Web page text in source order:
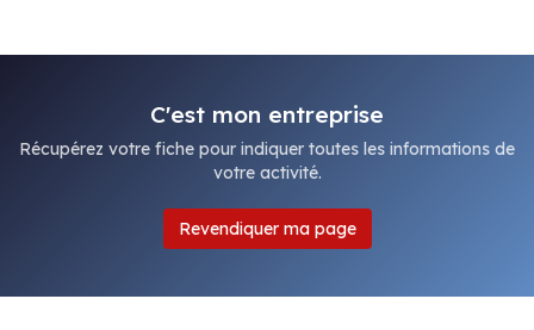
C'est mon entreprise
Récupérez votre fiche pour indiquer toutes les informations de
votre activité.
Revendiquer ma page